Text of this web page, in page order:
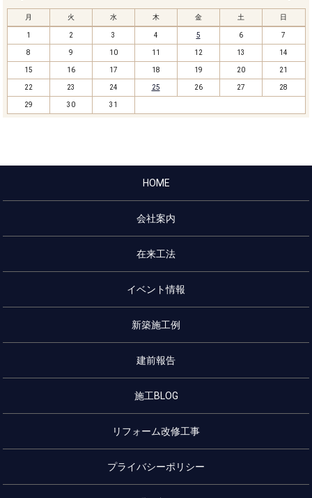
月 火 水 木 金 土 日
1 2 3 4 5 6 7
8 9 10 11 12 13 14
15 16 17 18 19 20 21
22 23 24 25 26 27 28
29 30 31
HOME
会社案内
在来工法
イベント情報
新築施工例
建前報告
施工BLOG
リフォーム改修工事
プライバシーポリシー